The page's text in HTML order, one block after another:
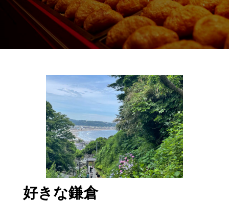
好きな鎌倉